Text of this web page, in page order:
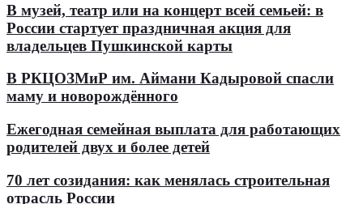
В музей, театр или на концерт всей семьей: в
России стартует праздничная акция для
владельцев Пушкинской карты
В РКЦОЗМиР им. Аймани Кадыровой спасли
маму и новорождённого
Ежегодная семейная выплата для работающих
родителей двух и более детей
70 лет созидания: как менялась строительная
отрасль России